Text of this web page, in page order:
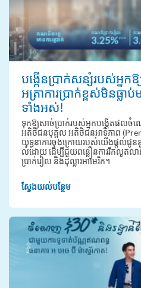
បង្កើនប្រាក់សន្សំរបស់អ្នកឱ្
អត្រាការប្រាក់ខ្ពស់មិនធ្ល
ទាំងអស់!
ទុកឱ្យសាច់ប្រាក់របស់អ្នកបង្កើតផលចំណ
អតិថិជនបុគ្គល អតិថិជនអាទិភាព
យុទ្ធនាការចុងក្រោយរបស់យើងផ្តល់ជូននូ
លំដោយ ដើម្បីជួយពន្លឿនការរីកលូតលា
ប្រាក់រៀល និងដុល្លារអាមេរិក។
ស្វែងយល់បន្ថែម